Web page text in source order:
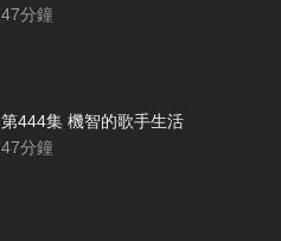
47分鐘
第444集 機智的歌手生活
47分鐘